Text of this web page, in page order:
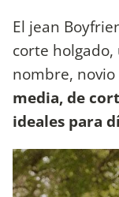
El jean
corte
nombre, novio
media, de
ideales para